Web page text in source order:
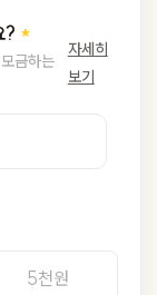
?
금하는
자세히
보기
5천원